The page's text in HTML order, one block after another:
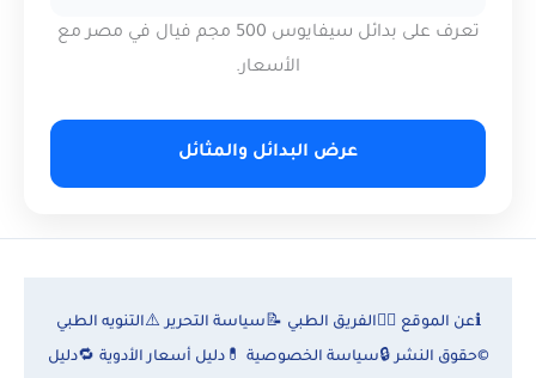
تعرف على بدائل سيفايوس 500 مجم فيال في مصر مع
الأسعار.
عرض البدائل والمثائل
ℹ️عن الموقع 👨‍⚕️الفريق الطبي 📝سياسة التحرير ⚠️التنويه الطبي
©حقوق النشر 🔒سياسة الخصوصية 💊دليل أسعار الأدوية 🔁دليل